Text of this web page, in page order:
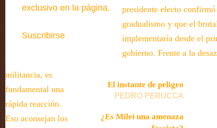
exclusivo en la página.
Suscribirse
El instante de peligro
PEDRO PERUCCA
¿Es Milei una amenaza
presidente electo
gradualismo y que el
implementaría desde el
gobierno. Frente a la
militancia, es
fundamental una
rápida reacción.
Eso aconsejan los